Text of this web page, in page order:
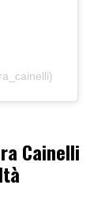
Cainelli